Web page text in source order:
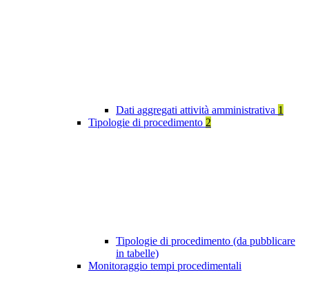
Dati aggregati attività amministrativa 1
Tipologie di procedimento 2
Tipologie di procedimento (da pubblicare
in tabelle)
Monitoraggio tempi procedimentali